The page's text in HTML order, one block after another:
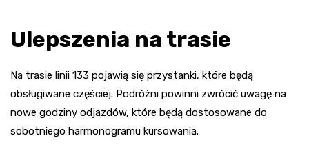
Ulepszenia na trasie
Na trasie linii 133 pojawią się przystanki, które będą
obsługiwane częściej. Podróżni powinni zwrócić uwagę na
nowe godziny odjazdów, które będą dostosowane do
sobotniego harmonogramu kursowania.